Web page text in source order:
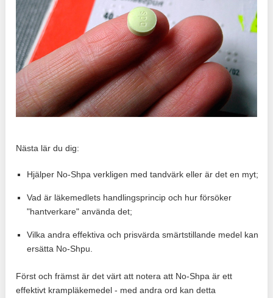
Nästa lär du dig:
Hjälper No-Shpa verkligen med tandvärk eller är det en myt;
Vad är läkemedlets handlingsprincip och hur försöker
"hantverkare" använda det;
Vilka andra effektiva och prisvärda smärtstillande medel kan
ersätta No-Shpu.
Först och främst är det värt att notera att No-Shpa är ett
effektivt krampläkemedel - med andra ord kan detta